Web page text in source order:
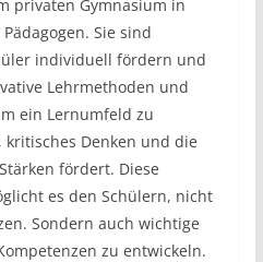
privaten Gymnasium in
Sie sind
individuell fördern und
Lehrmethoden und
ein Lernumfeld zu
Denken und die
fördert. Diese
es den Schülern, nicht
Sondern auch wichtige
zu entwickeln.